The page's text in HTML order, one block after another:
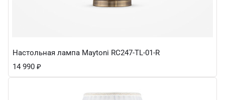
Настольная лампа Maytoni RC247-TL-01-R
14 990 ₽